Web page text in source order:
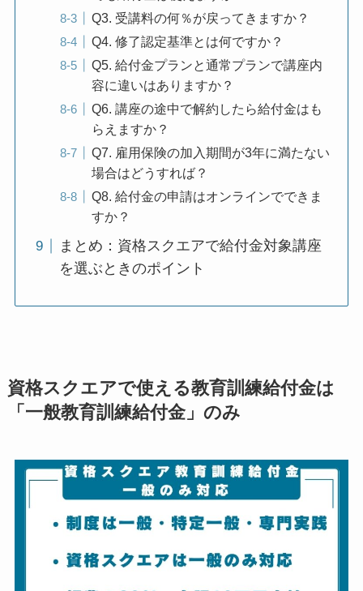
Q3. 受講料の何％が戻ってきますか？
Q4. 修了認定基準とは何ですか？
Q5. 給付金プランと通常プランで講座内
容に違いはありますか？
Q6. 講座の途中で解約したら給付金はも
らえますか？
Q7. 雇用保険の加入期間が3年に満たない
場合はどうすれば？
Q8. 給付金の申請はオンラインでできま
すか？
まとめ：資格スクエアで給付金対象講座
を選ぶときのポイント
資格スクエアで使える教育訓練給付金は
「一般教育訓練給付金」のみ